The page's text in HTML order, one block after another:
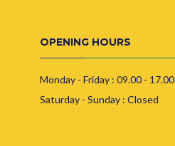
OPENING HOURS
Monday - Friday : 09.00 - 17.00
Saturday - Sunday : Closed